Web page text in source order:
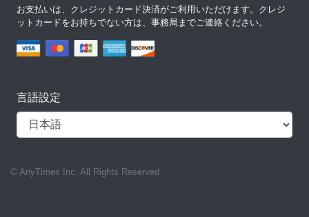
お支払いは、クレジットカード決済がご利用いただけます。クレジ
ットカードをお持ちでない方は、事務局までご連絡ください。
言語設定
© AnyTimes Inc. All Rights Reserved